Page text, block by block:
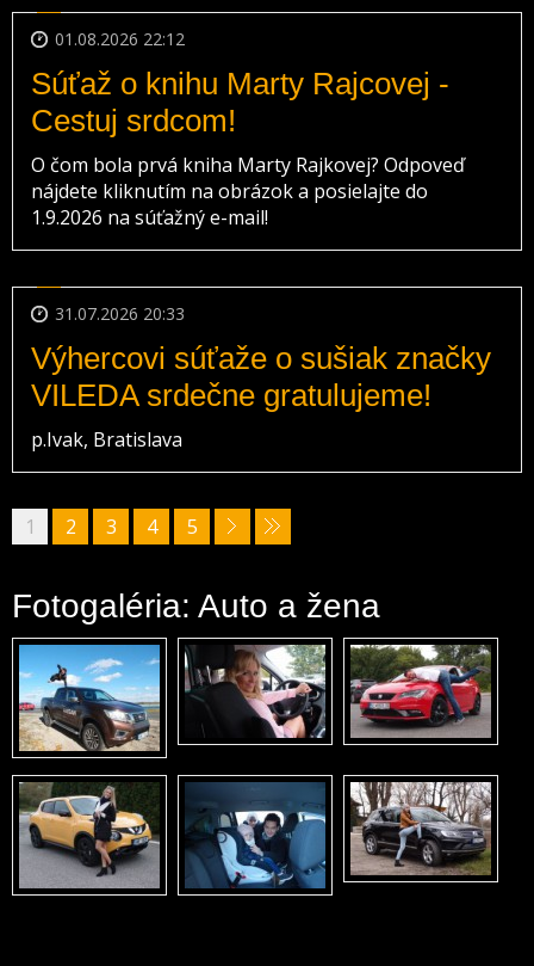
01.08.2026 22:12
Súťaž o knihu Marty Rajcovej -
Cestuj srdcom!
O čom bola prvá kniha Marty Rajkovej? Odpoveď
nájdete kliknutím na obrázok a posielajte do
1.9.2026 na súťažný e-mail!
31.07.2026 20:33
Výhercovi súťaže o sušiak značky
VILEDA srdečne gratulujeme!
p.Ivak, Bratislava
1 2 3 4 5
Fotogaléria: Auto a žena